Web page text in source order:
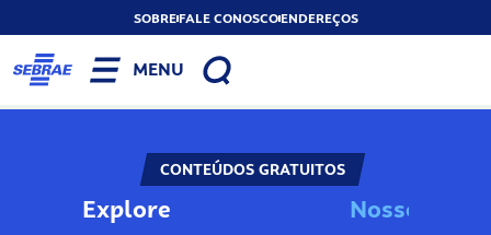
SOBREFALE CONOSCOENDEREÇOS
MENU
CONTEÚDOS GRATUITOS
Explore No